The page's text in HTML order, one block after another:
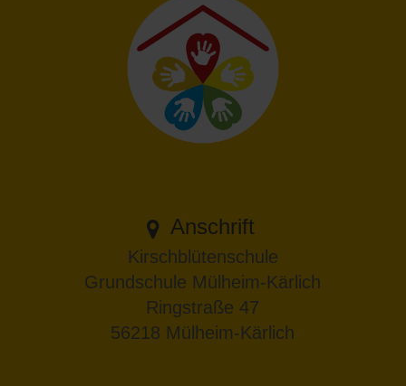
Anschrift
Kirschblütenschule
Grundschule Mülheim-Kärlich
Ringstraße 47
56218 Mülheim-Kärlich